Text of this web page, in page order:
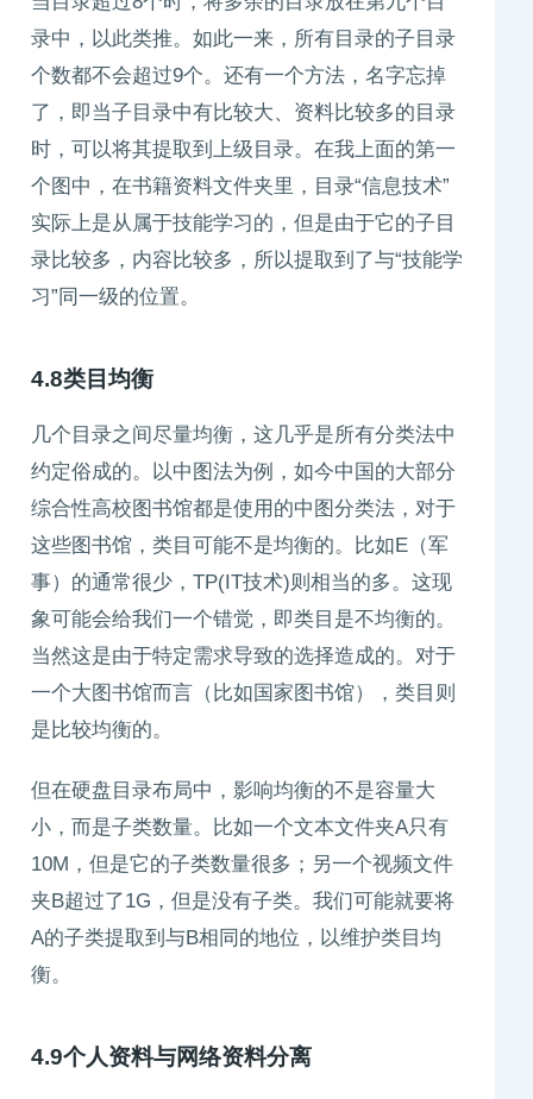
录中，以此类推。如此一来，所有目录的子目录
个数都不会超过9个。还有一个方法，名字忘掉
了，即当子目录中有比较大、资料比较多的目录
时，可以将其提取到上级目录。在我上面的第一
个图中，在书籍资料文件夹里，目录“信息技术”
实际上是从属于技能学习的，但是由于它的子目
录比较多，内容比较多，所以提取到了与“技能学
习”同一级的位置。
4.8类目均衡
几个目录之间尽量均衡，这几乎是所有分类法中
约定俗成的。以中图法为例，如今中国的大部分
综合性高校图书馆都是使用的中图分类法，对于
这些图书馆，类目可能不是均衡的。比如E（军
事）的通常很少，TP(IT技术)则相当的多。这现
象可能会给我们一个错觉，即类目是不均衡的。
当然这是由于特定需求导致的选择造成的。对于
一个大图书馆而言（比如国家图书馆），类目则
是比较均衡的。
但在硬盘目录布局中，影响均衡的不是容量大
小，而是子类数量。比如一个文本文件夹A只有
10M，但是它的子类数量很多；另一个视频文件
夹B超过了1G，但是没有子类。我们可能就要将
A的子类提取到与B相同的地位，以维护类目均
衡。
4.9个人资料与网络资料分离